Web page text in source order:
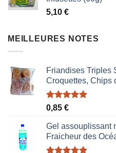
était : est :
5,10 €
MEILLEURES NOTES
Friandises Triples
Croquettes, Chips
Note5.00
0,85 €
Gel assouplissant
Fraicheur des